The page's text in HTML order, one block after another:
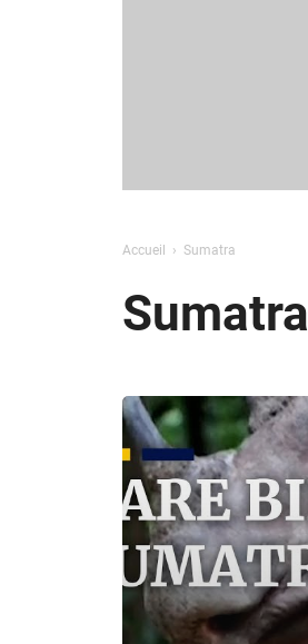
Accueil Sumatra
Sumatra